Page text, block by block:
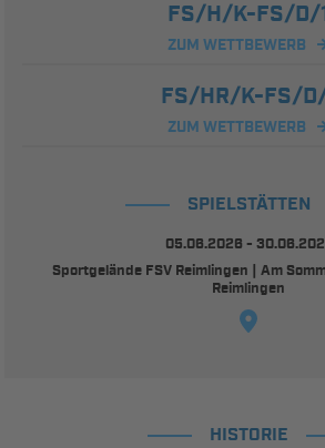
FS/H/K-FS/D/
ZUM WETTBEWERB
FS/HR/K-FS/
ZUM WETTBEWERB
SPIELSTÄTTEN
05.06.2026 -
Sportgelände FSV Reimlingen | Am
Reimlingen
HISTORIE